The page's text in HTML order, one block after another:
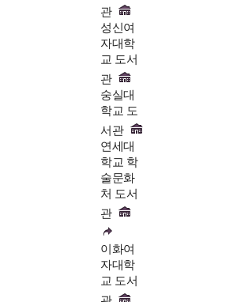
관
성신여
자대학
교 도서
관
숭실대
학교 도
서관
연세대
학교 학
술문화
처 도서
관
이화여
자대학
교 도서